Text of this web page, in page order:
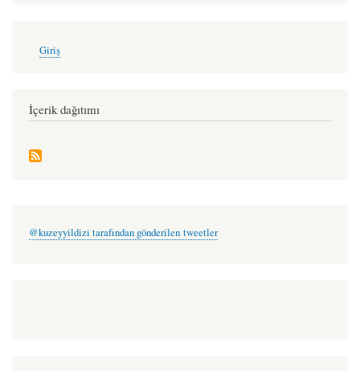
tekinaccount
Giriş
İçerik dağıtımı
@kuzeyyildizi tarafından gönderilen tweetler